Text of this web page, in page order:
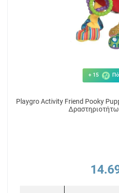
+ 15
Playgro Activity Friend Pooky